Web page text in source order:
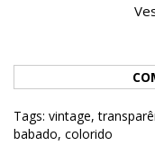
Tags: vintage,
babado, colorido